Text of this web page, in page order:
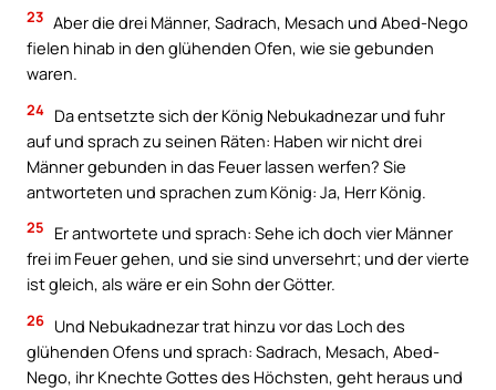
23 Aber die drei Männer, Sadrach, Mesach und Abed-Nego
fielen hinab in den glühenden Ofen, wie sie gebunden
waren.
24 Da entsetzte sich der König Nebukadnezar und fuhr
auf und sprach zu seinen Räten: Haben wir nicht drei
Männer gebunden in das Feuer lassen werfen? Sie
antworteten und sprachen zum König: Ja, Herr König.
25
Er antwortete und sprach: Sehe ich doch vier Männer
frei im Feuer gehen, und sie sind unversehrt; und der vierte
ist gleich, als wäre er ein Sohn der Götter.
26 Und Nebukadnezar trat hinzu vor das Loch des
glühenden Ofens und sprach: Sadrach, Mesach, Abed-
Nego, ihr Knechte Gottes des Höchsten, geht heraus und